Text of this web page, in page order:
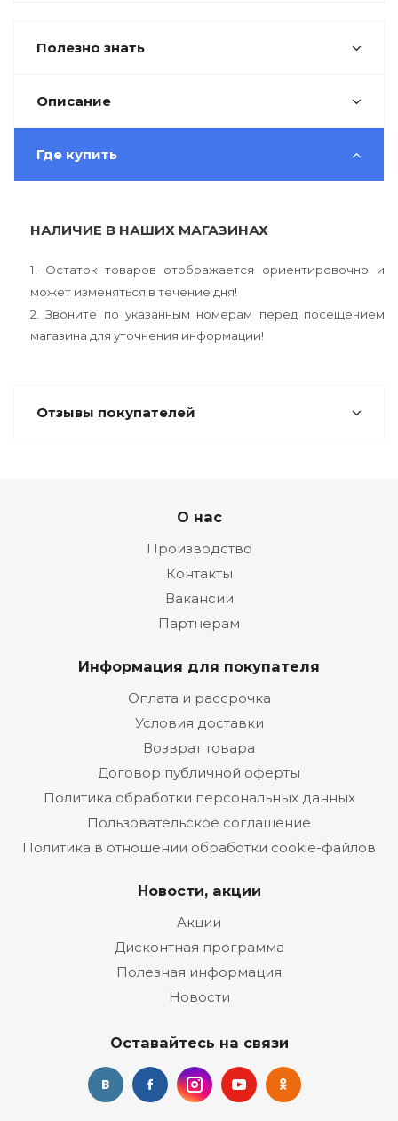
Описание
Полезно знать
Где купить
НАЛИЧИЕ В НАШИХ МАГАЗИНАХ
1. Остаток товаров отображается ориентировочно и
может изменяться в течение дня!
2. Звоните по указанным номерам перед посещением
магазина для уточнения информации!
Отзывы покупателей
О нас
Производство
Контакты
Вакансии
Партнерам
Информация для покупателя
Оплата и рассрочка
Условия доставки
Возврат товара
Договор публичной оферты
Политика обработки персональных данных
Пользовательское соглашение
Политика в отношении обработки cookie-файлов
Новости, акции
Акции
Дисконтная программа
Полезная информация
Новости
Оставайтесь на связи